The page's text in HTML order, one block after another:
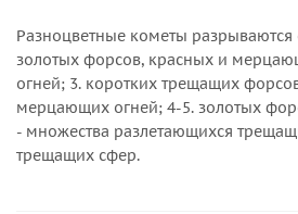
Разноцветные кометы
золотых форсов, красных и
огней; 3. коротких трещащих
мерцающих огней; 4-5. золотых
- множества разлетающихся
трещащих сфер.